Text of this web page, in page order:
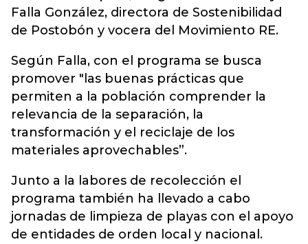
Falla González, directora de Sostenibilidad
de Postobón y vocera del Movimiento RE.
Según Falla, con el programa se busca
promover "las buenas prácticas que
permiten a la población comprender la
relevancia de la separación, la
transformación y el reciclaje de los
materiales aprovechables”.
Junto a la labores de recolección el
programa también ha llevado a cabo
jornadas de limpieza de playas con el apoyo
de entidades de orden local y nacional.